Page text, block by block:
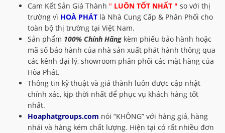
Cam Kết Sản Giá Thành " LUÔN TỐT NHẤT " so với thị
trường vì HOÀ PHÁT là Nhà Cung Cấp & Phân Phối cho
toàn bộ thị trường tại Việt Nam.
Sản phẩm 100% Chính Hãng kèm phiếu bảo hành hoặc
mã số bảo hành của nhà sản xuất phát hành thông qua
các kênh đại lý, showroom phân phối các mặt hàng của
Hòa Phát.
Thông tin kỹ thuật và giá thành luôn được cập nhật
chính xác, kịp thời nhất để phục vụ khách hàng tốt
nhất.
Hoaphatgroups.com nói “KHÔNG” với hàng giả, hàng
nhái và hàng kém chất lượng. Hiện tại có rất nhiều đơn